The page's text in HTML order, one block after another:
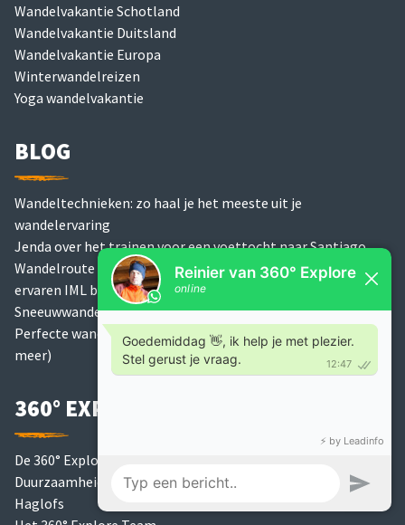
Wandelvakantie Schotland
Wandelvakantie Duitsland
Wandelvakantie Europa
Winterwandelreizen
Yoga wandelvakantie
BLOG
Wandeltechnieken: zo haal je het meeste uit je
wandelervaring
Jenda over het trainen voor een voettocht naar Santiago
Wandelroute uitstippelen in de bergen: 7 tips van een
ervaren IML bergwandelgids
Sneeuwwandelen uitrusting: wat neem je mee?
Perfecte wandeluitrusting voor bergwandelen (kleding en
meer)
360° EXPLORE
De 360° Explore Podcast
Duurzaamheidsbeleid
Haglofs